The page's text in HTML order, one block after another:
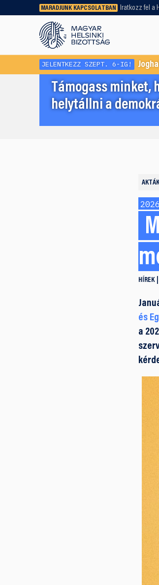
MARADJUNK KAPCSOLATBAN Iratkozz fel a
Régebbi tartalmat vagy
dokumentumot keresel? Használd
keresőnket!
JELENTKEZZ SZEPT. 6-IG!
Támogass minket,
helytállni a
HÍREK
és
a